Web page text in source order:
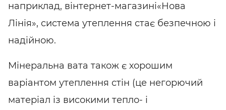
наприклад, вінтернет-магазині«Нова
Лінія», система утеплення стає безпечною і
надійною.
Мінеральна вата також є хорошим
варіантом утеплення стін (це негорючий
матеріал із високими тепло- і